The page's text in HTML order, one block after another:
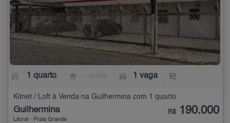
1 quarto 1 vaga
Kitnet / Loft à Venda na Guilhermina com 1 quarto
Guilhermina
Litoral - Praia Grande
R$ 190.000